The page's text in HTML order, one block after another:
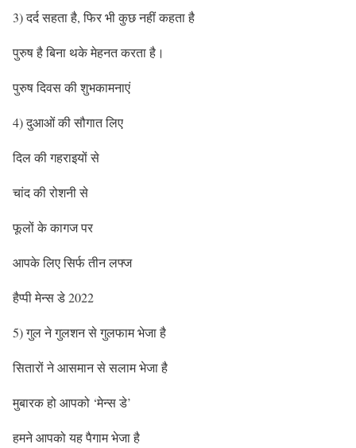
3) दर्द सहता है, फिर भी कुछ नहीं कहता है
पुरुष है बिना थके मेहनत करता है।
पुरुष दिवस की शुभकामनाएं
4) दुआओं की सौगात लिए
दिल की गहराइयों से
चांद की रोशनी से
फूलों के कागज पर
आपके लिए सिर्फ तीन लफ्ज
हैप्पी मेन्स डे 2022
5) गुल ने गुलशन से गुलफाम भेजा है
सितारों ने आसमान से सलाम भेजा है
मुबारक हो आपको ‘मेन्स डे’
हमने आपको यह पैगाम भेजा है